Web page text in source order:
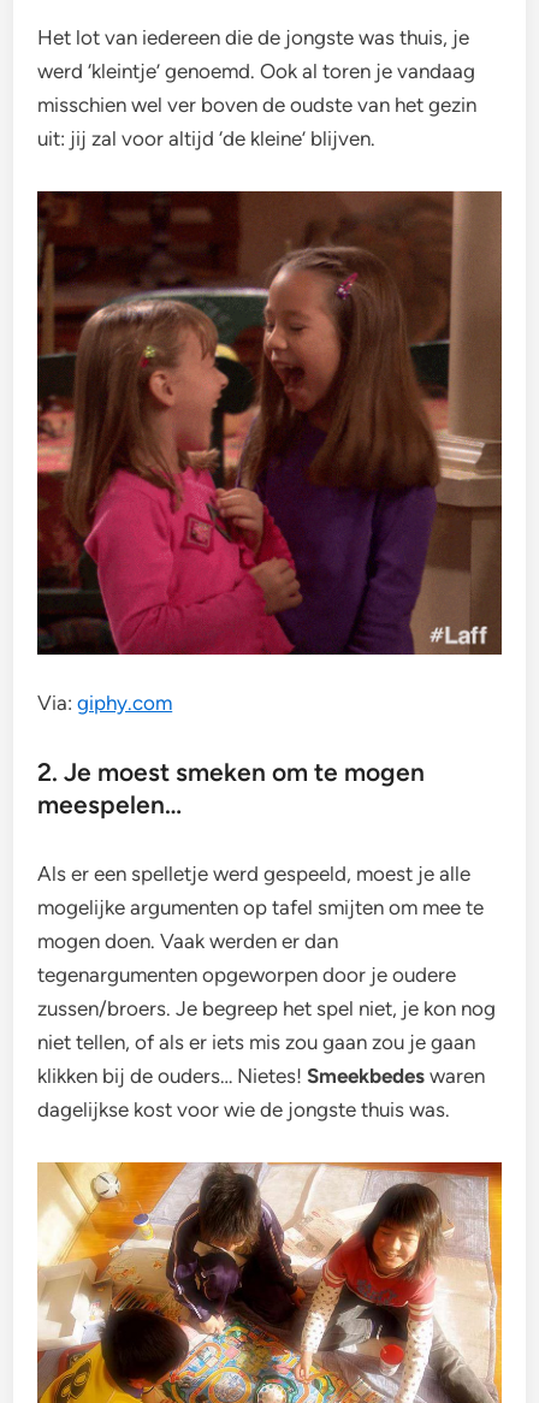
Het lot van iedereen die de jongste was thuis, je
werd ‘kleintje’ genoemd. Ook al toren je vandaag
misschien wel ver boven de oudste van het gezin
uit: jij zal voor altijd ‘de kleine’ blijven.
Via:giphy.com
2. Je moest smeken om te mogen
meespelen…
Als er een spelletje werd gespeeld, moest je alle
mogelijke argumenten op tafel smijten om mee te
mogen doen. Vaak werden er dan
tegenargumenten opgeworpen door je oudere
zussen/broers. Je begreep het spel niet, je kon nog
niet tellen, of als er iets mis zou gaan zou je gaan
klikken bij de ouders… Nietes!Smeekbedeswaren
dagelijkse kost voor wie de jongste thuis was.